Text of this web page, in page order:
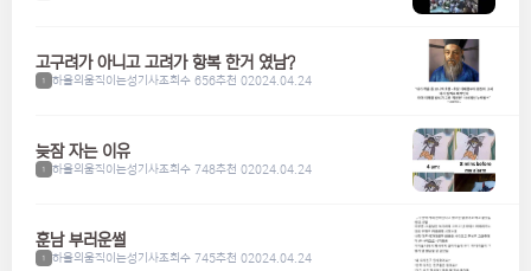
고구려가 아니고 고려가 항복 한거 였남?
1 하울의움직이는성기사조회수 656추천 02024.04.24
늦잠 자는 이유
1 하울의움직이는성기사조회수 748추천 02024.04.24
훈남 부러운썰
1 하울의움직이는성기사조회수 745추천 02024.04.24